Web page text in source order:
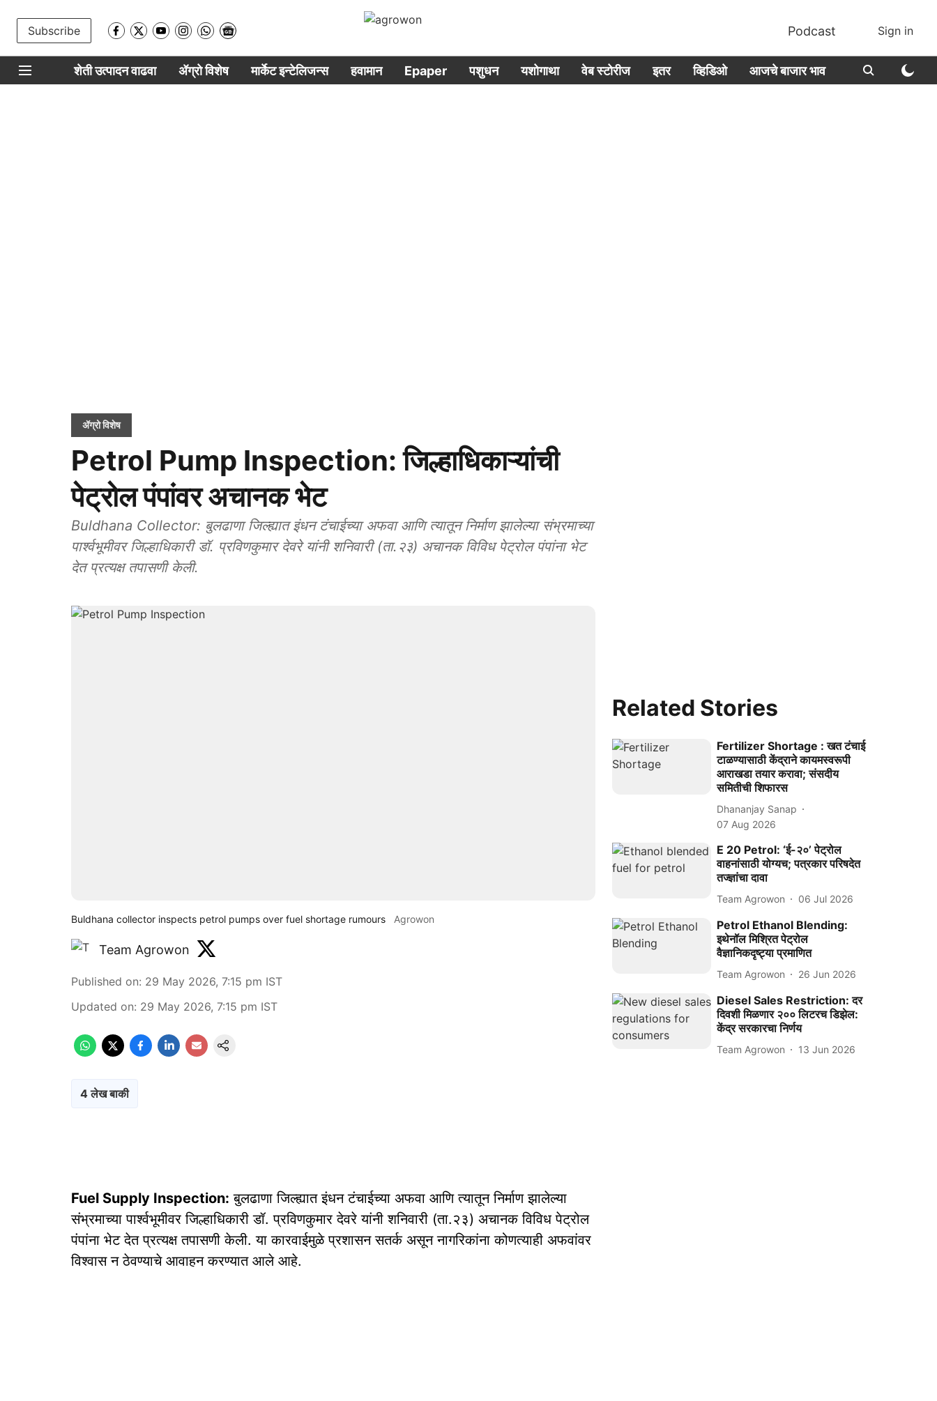
Subscribe Podcast Sign in
शेती उत्पादन वाढवा ॲग्रो विशेष मार्केट इन्टेलिजन्स हवामान Epaper पशुधन यशोगाथा वेब स्टोरीज इतर व्हिडिओ आजचे बाजार भाव
ॲग्रो विशेष
Petrol Pump Inspection: जिल्हाधिकाऱ्यांची
पेट्रोल पंपांवर अचानक भेट
Buldhana Collector: बुलढाणा जिल्ह्यात इंधन टंचाईच्या अफवा आणि त्यातून निर्माण झालेल्या संभ्रमाच्या
पार्श्वभूमीवर जिल्हाधिकारी डॉ. प्रविणकुमार देवरे यांनी शनिवारी (ता.२३) अचानक विविध पेट्रोल पंपांना भेट
देत प्रत्यक्ष तपासणी केली.
Buldhana collector inspects petrol pumps over fuel shortage rumours Agrowon
Team Agrowon
Published on: 29 May 2026, 7:15 pm IST
Updated on: 29 May 2026, 7:15 pm IST
4 लेख बाकी
Fuel Supply Inspection: बुलढाणा जिल्ह्यात इंधन टंचाईच्या अफवा आणि त्यातून निर्माण झालेल्या
संभ्रमाच्या पार्श्वभूमीवर जिल्हाधिकारी डॉ. प्रविणकुमार देवरे यांनी शनिवारी (ता.२३) अचानक विविध पेट्रोल
पंपांना भेट देत प्रत्यक्ष तपासणी केली. या कारवाईमुळे प्रशासन सतर्क असून नागरिकांना कोणत्याही अफवांवर
विश्वास न ठेवण्याचे आवाहन करण्यात आले आहे.
Related Stories
Fertilizer Shortage : खत टंचाई
टाळण्यासाठी केंद्राने कायमस्वरूपी
आराखडा तयार करावा; संसदीय
समितीची शिफारस
Dhananjay Sanap
07 Aug 2026
E 20 Petrol: ‘ई-२०’ पेट्रोल
वाहनांसाठी योग्यच; पत्रकार परिषदेत
तज्ज्ञांचा दावा
Team Agrowon 06 Jul 2026
Petrol Ethanol Blending:
इथेनॉल मिश्रित पेट्रोल
वैज्ञानिकदृष्ट्या प्रमाणित
Team Agrowon 26 Jun 2026
Diesel Sales Restriction: दर
दिवशी मिळणार २०० लिटरच डिझेल:
केंद्र सरकारचा निर्णय
Team Agrowon 13 Jun 2026